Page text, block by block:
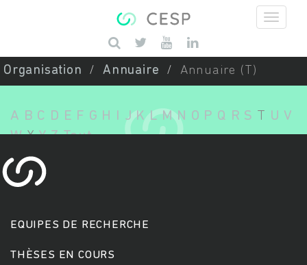
Saisissez vos mots-clés
Organisation Annuaire Annuaire (T)
A B C D E F G H J K L M N O P Q R S U V
W X Y Z Tout
EQUIPES DE RECHERCHE
THÈSES EN COURS